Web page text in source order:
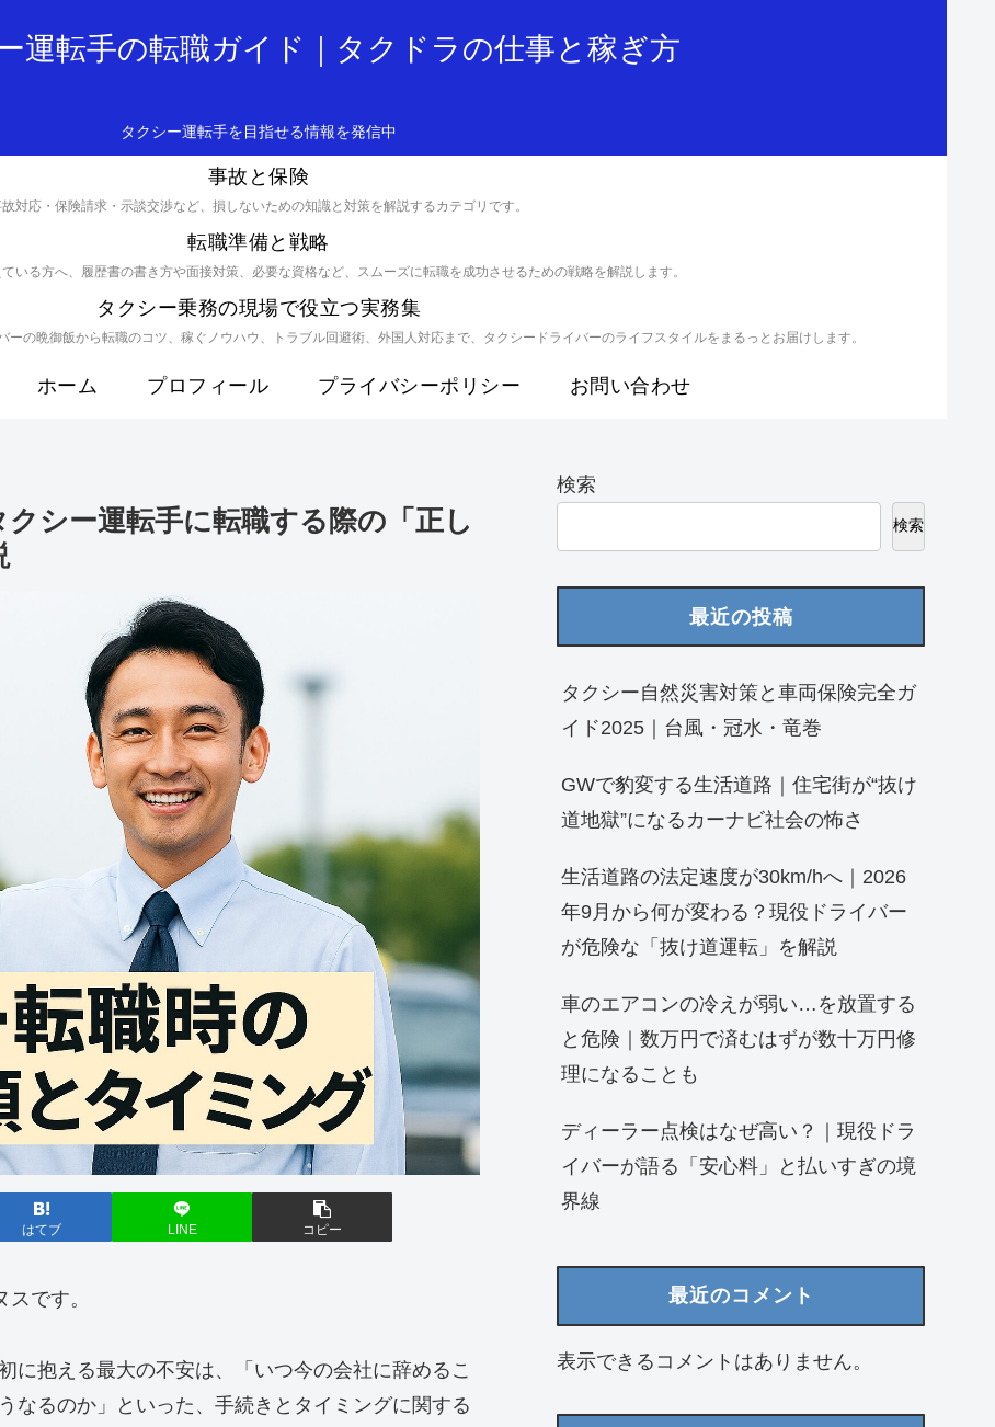
運転手の転職ガイド｜タクドラの仕事と稼ぎ方
タクシー運転手を目指せる情報を発信中
事故と保険
対応・保険請求・示談交渉など、損しないための知識と対策を解説するカテゴリです。
転職準備と戦略
いる方へ、履歴書の書き方や面接対策、必要な資格など、スムーズに転職を成功させるための戦略を解説します。
タクシー乗務の現場で役立つ実務集
の晩御飯から転職のコツ、稼ぐノウハウ、トラブル回避術、外国人対応まで、タクシードライバーのライフスタイルをまるっとお届けします。
ホーム プロフィール プライバシーポリシー お問い合わせ
クシー運転手に転職する際の「正し
はてブ LINE コピー
です。
に抱える最大の不安は、「いつ今の会社に辞めるこ
なるのか」といった、手続きとタイミングに関する
検索
検索
最近の投稿
タクシー自然災害対策と車両保険完全ガ
イド2025｜台風・冠水・竜巻
GWで豹変する生活道路｜住宅街が“抜け
道地獄”になるカーナビ社会の怖さ
生活道路の法定速度が30km/hへ｜2026
年9月から何が変わる？現役ドライバー
が危険な「抜け道運転」を解説
車のエアコンの冷えが弱い…を放置する
と危険｜数万円で済むはずが数十万円修
理になることも
ディーラー点検はなぜ高い？｜現役ドラ
イバーが語る「安心料」と払いすぎの境
界線
最近のコメント
表示できるコメントはありません。